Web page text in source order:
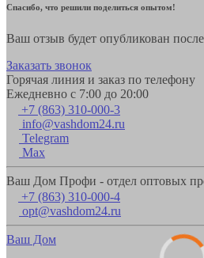
Спасибо, что решили поделиться опытом!
Ваш отзыв будет опубликован
Заказать звонок
Горячая линия и заказ по телефону
Ежедневно с 7:00 до 20:00
+7 (863) 310-000-3
info@vashdom24.ru
Telegram
Max
Ваш Дом Профи - отдел оптовых
+7 (863) 310-000-4
opt@vashdom24.ru
Ваш Дом